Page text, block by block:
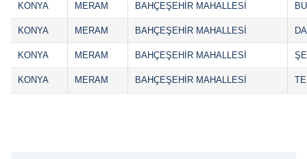
KONYA MERAM BAHÇEŞEHİR MAHALLESİ
KONYA MERAM BAHÇEŞEHİR MAHALLESİ
KONYA MERAM BAHÇEŞEHİR MAHALLESİ
KONYA MERAM BAHÇEŞEHİR MAHALLESİ